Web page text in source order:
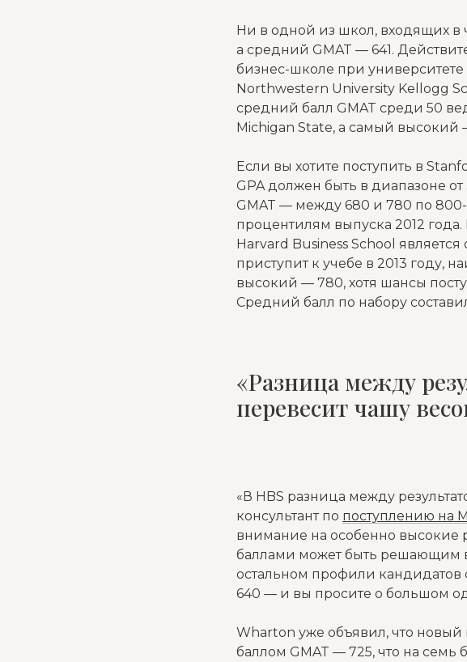
Ни в одной из школ, входящих в
а средний GMAT — 641.
бизнес-школе при
Northwestern University Kellogg
средний балл GMAT среди 50
Michigan State, а самый высокий
Если вы хотите поступить в
GPA должен быть в диапазоне
GMAT — между 680 и 780 по 800-
процентилям выпуска 2012
Harvard Business School
приступит к учебе в 2013 году,
высокий — 780, хотя шансы
Средний балл по набору
«Разница между
перевесит чашу
«В HBS разница между
консультант по поступлению на
внимание на особенно высокие
баллами может быть решающим
остальном профили кандидатов
640 — и вы просите о большом
Wharton уже объявил, что
баллом GMAT — 725, что на